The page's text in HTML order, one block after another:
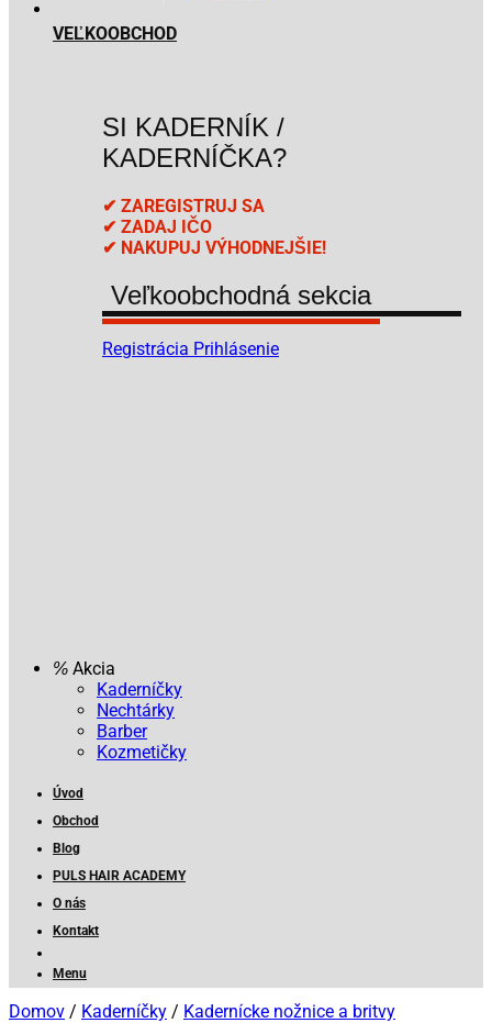
VEĽKOOBCHOD
SI KADERNÍK /
KADERNÍČKA?
✔ ZAREGISTRUJ SA
✔ ZADAJ IČO
✔ NAKUPUJ VÝHODNEJŠIE!
Veľkoobchodná sekcia
Registrácia Prihlásenie
Akcia
Kaderníčky
Nechtárky
Barber
Kozmetičky
Úvod
Obchod
Blog
PULS HAIR ACADEMY
O nás
Kontakt
Menu
Domov / Kaderníčky / Kadernícke nožnice a britvy